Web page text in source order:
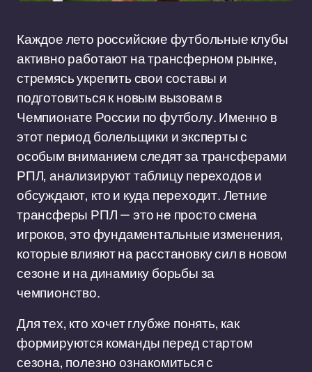
Каждое лето российские футбольные клубы
активно работают на трансферном рынке,
стремясь укрепить свои составы и
подготовиться к новым вызовам в
Чемпионате России по футболу. Именно в
этот период болельщики и эксперты с
особым вниманием следят за трансферами
РПЛ, анализируют таблицу переходов и
обсуждают, кто и куда переходит. Летние
трансферы РПЛ — это не просто смена
игроков, это фундаментальные изменения,
которые влияют на расстановку сил в новом
сезоне и на динамику борьбы за
чемпионство.
Для тех, кто хочет глубже понять, как
формируются команды перед стартом
сезона, полезно ознакомиться с